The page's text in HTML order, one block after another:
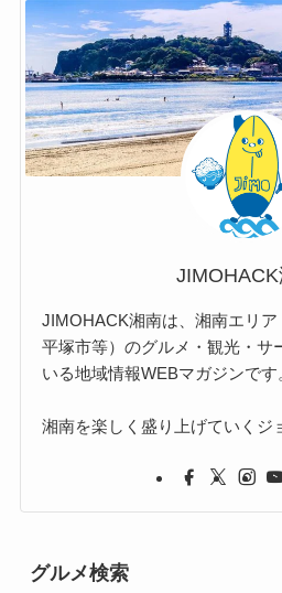
JIMOHACK湘南は、湘南エリア
平塚市等）のグルメ・観光・サ
いる地域情報WEBマガジンです
湘南を楽しく盛り上げていくジ
グルメ検索